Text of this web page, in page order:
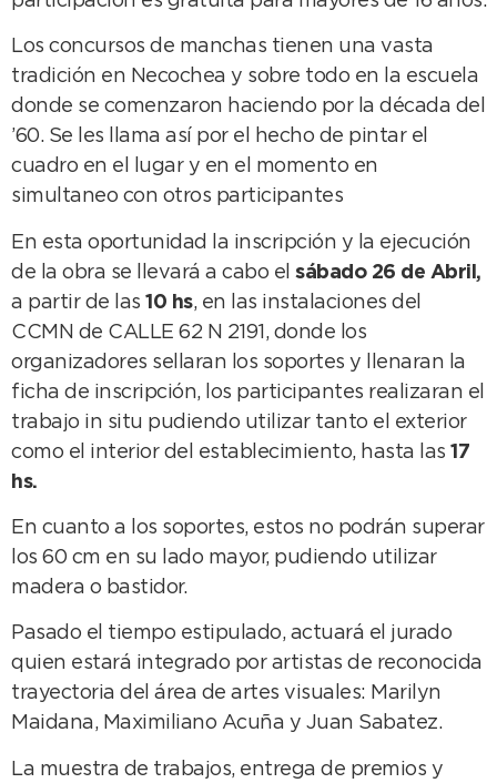
Los concursos de manchas tienen una vasta
tradición en Necochea y sobre todo en la escuela
donde se comenzaron haciendo por la década del
’60. Se les llama así por el hecho de pintar el
cuadro en el lugar y en el momento en
simultaneo con otros participantes
En esta oportunidad la inscripción y la ejecución
de la obra se llevará a cabo el sábado 26 de Abril,
a partir de las 10 hs, en las instalaciones del
CCMN de CALLE 62 N 2191, donde los
organizadores sellaran los soportes y llenaran la
ficha de inscripción, los participantes realizaran el
trabajo in situ pudiendo utilizar tanto el exterior
como el interior del establecimiento, hasta las 17
hs.
En cuanto a los soportes, estos no podrán superar
los 60 cm en su lado mayor, pudiendo utilizar
madera o bastidor.
Pasado el tiempo estipulado, actuará el jurado
quien estará integrado por artistas de reconocida
trayectoria del área de artes visuales: Marilyn
Maidana, Maximiliano Acuña y Juan Sabatez.
La muestra de trabajos, entrega de premios y